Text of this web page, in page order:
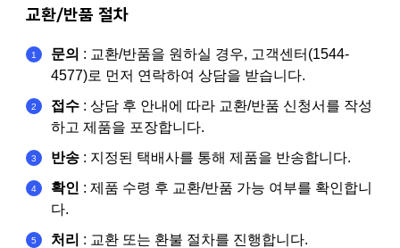
교환/반품 절차
문의 : 교환/반품을 원하실 경우, 고객센터(1544-
4577)로 먼저 연락하여 상담을 받습니다.
접수: 상담 후 안내에 따라 교환/반품 신청서를 작성
하고 제품을 포장합니다.
반송: 지정된 택배사를 통해 제품을 반송합니다.
확인 : 제품 수령 후 교환/반품 가능 여부를 확인합니
다.
처리 : 교환 또는 환불 절차를 진행합니다.